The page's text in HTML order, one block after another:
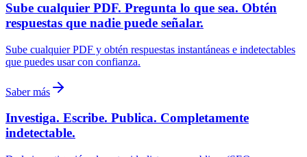
Sube cualquier PDF. Pregunta lo que sea. Obtén
respuestas que nadie puede señalar.
Sube cualquier PDF y obtén respuestas instantáneas e indetectables
que puedes usar con confianza.
Saber más
Investiga. Escribe. Publica. Completamente
indetectable.